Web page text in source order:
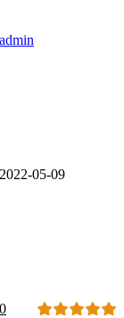
admin
2022-05-09
0